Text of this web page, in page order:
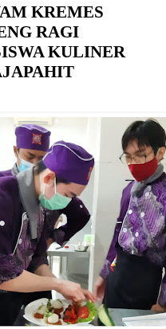
KREMES
RAGI
KULINER